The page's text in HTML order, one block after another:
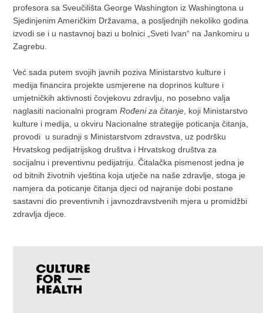
profesora sa Sveučilišta George Washington iz Washingtona u
Sjedinjenim Američkim Državama, a posljednjih nekoliko godina
izvodi se i u nastavnoj bazi u bolnici „Sveti Ivan“ na Jankomiru u
Zagrebu.
Već sada putem svojih javnih poziva Ministarstvo kulture i
medija financira projekte usmjerene na doprinos kulture i
umjetničkih aktivnosti čovjekovu zdravlju, no posebno valja
naglasiti nacionalni programRođeni za čitanje , koji Ministarstvo
kulture i medija, u okviru Nacionalne strategije poticanja čitanja,
provodi u suradnji s Ministarstvom zdravstva, uz podršku
Hrvatskog pedijatrijskog društva i Hrvatskog društva za
socijalnu i preventivnu pedijatriju. Čitalačka pismenost jedna je
od bitnih životnih vještina koja utječe na naše zdravlje, stoga je
namjera da poticanje čitanja djeci od najranije dobi postane
sastavni dio preventivnih i javnozdravstvenih mjera u promidžbi
zdravlja djece.